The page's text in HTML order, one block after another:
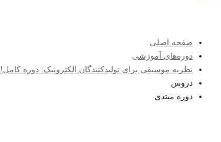
صفحه اصلی
دوره‌های آموزشی
نظریه موسیقی برای تولیدکنندگان الکترونیک: دوره کامل!
دروس
دوره مبتدی